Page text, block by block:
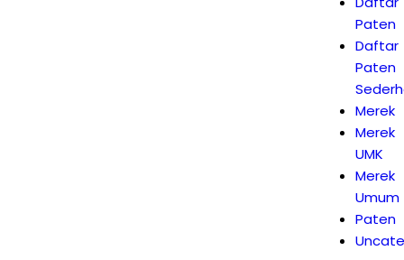
Paten
Daftar
Paten
Merek
Merek
UMK
Merek
Umum
Paten